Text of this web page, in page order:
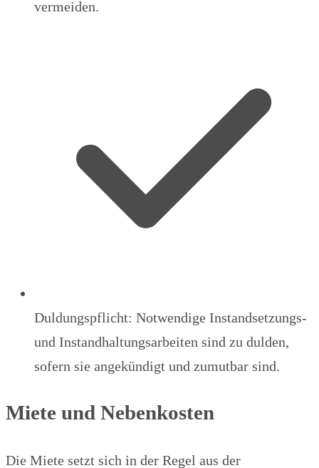
vermeiden.
Duldungspflicht: Notwendige Instandsetzungs-
und Instandhaltungsarbeiten sind zu dulden,
sofern sie angekündigt und zumutbar sind.
Miete und Nebenkosten
Die Miete setzt sich in der Regel aus der